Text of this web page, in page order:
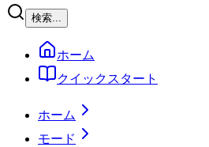
検索...
ホーム
クイックスタート
ホーム
モード